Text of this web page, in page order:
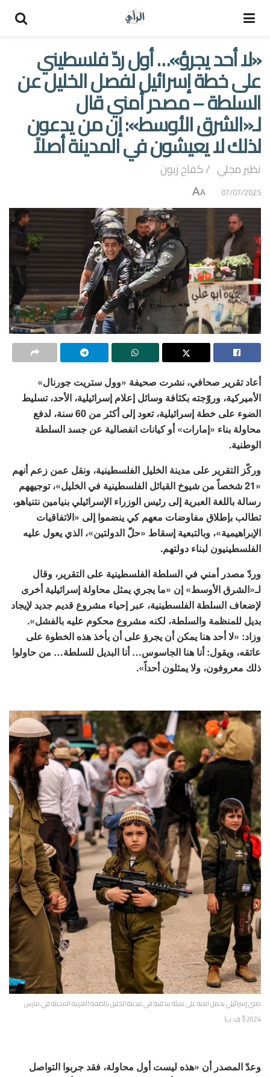
«لا أحد يجرؤ»… أول ردّ فلسطيني
على خطة إسرائيل لفصل الخليل عن
السلطة – مصدر أمني قال
لـ«الشرق الأوسط»: إن من يدعون
لذلك لا يعيشون في المدينة أصلاً
نظير مجلي / كفاح زبون
07/07/2025
A
A
أعاد تقرير صحافي، نشرت صحيفة «وول ستريت جورنال»
الأميركية، وروّجته بكثافة وسائل إعلام إسرائيلية، الأحد، تسليط
الضوء على خطة إسرائيلية، تعود إلى أكثر من 60 سنة، لدفع
محاولة بناء «إمارات» أو كيانات انفصالية عن جسد السلطة
الوطنية.
وركّز التقرير على مدينة الخليل الفلسطينية، ونقل عمن زعم أنهم
«21 شخصاً من شيوخ القبائل الفلسطينية في الخليل»، توجيههم
رسالة باللغة العبرية إلى رئيس الوزراء الإسرائيلي بنيامين نتنياهو،
تطالب بإطلاق مفاوضات معهم كي ينضموا إلى «الاتفاقيات
الإبراهيمية»، وبالتبعية إسقاط «حلّ الدولتين»، الذي يعول عليه
الفلسطينيون لبناء دولتهم.
وردّ مصدر أمني في السلطة الفلسطينية على التقرير، وقال
لـ«الشرق الأوسط» إن «ما يجري يمثل محاولة إسرائيلية أخرى
لإضعاف السلطة الفلسطينية، عبر إحياء مشروع قديم جديد لإيجاد
بديل للمنظمة والسلطة، لكنه مشروع محكوم عليه بالفشل».
وزاد: «لا أحد هنا يمكن أن يجرؤ على أن يأخذ هذه الخطوة على
عاتقه، ويقول: أنا هنا الجاسوس… أنا البديل للسلطة… من حاولوا
ذلك معروفون، ولا يمثلون أحداً».
صبي إسرائيلي يحمل لعبة على هيئة بندقية في مدينة الخليل بالضفة الغربية المحتلة في مارس
2024 (أ.ف.ب)
وعدّ المصدر أن «هذه ليست أول محاولة، فقد جربوا التواصل